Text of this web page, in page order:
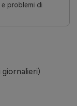
problemi di
giornalieri)